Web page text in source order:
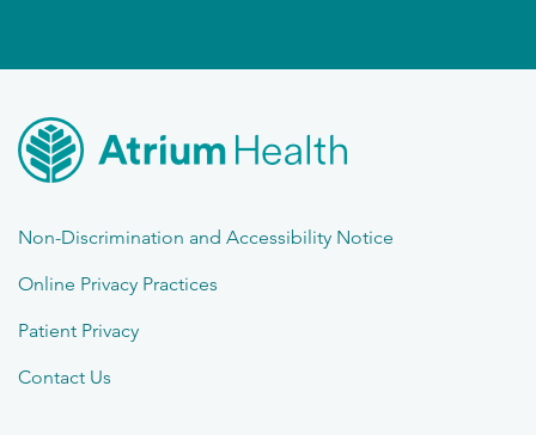
Non-Discrimination and Accessibility Notice
Online Privacy Practices
Patient Privacy
Contact Us